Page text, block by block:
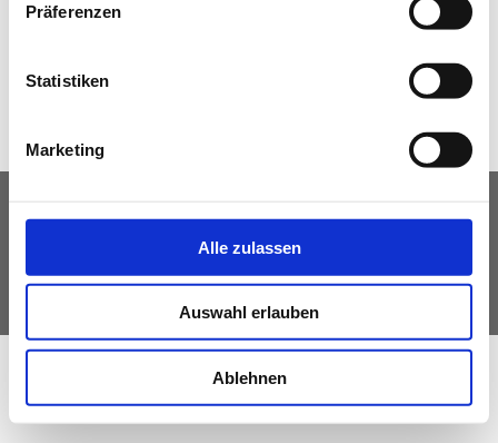
Präferenzen
Statistiken
Marketing
Alle zulassen
Auswahl erlauben
Ablehnen
IMPRESSUM DATENSCHUTZ